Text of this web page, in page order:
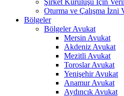
Şirket Kuruluşu İçin
Oturma ve Çalışma İzni
Bölgeler
Bölgeler Avukat
Mersin Avukat
Akdeniz Avukat
Mezitli Avukat
Toroslar Avukat
Yenişehir Avukat
Anamur Avukat
Aydıncık Avukat